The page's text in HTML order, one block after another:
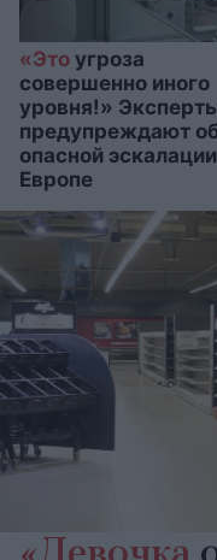
«Это угроза
совершенно иного
уровня!»
предупреждают
опасной
Европе